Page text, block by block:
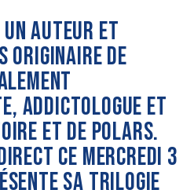
AUTEUR ET
ORIGINAIRE DE
ADDICTOLOGUE ET
ET DE POLARS.
CE MERCREDI 3
SA TRILOGIE